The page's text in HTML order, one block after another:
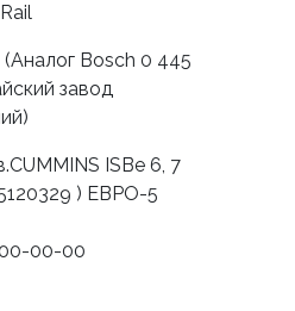
Bosch 0 445
завод
ISBe 6, 7
) ЕВРО-5
00-00